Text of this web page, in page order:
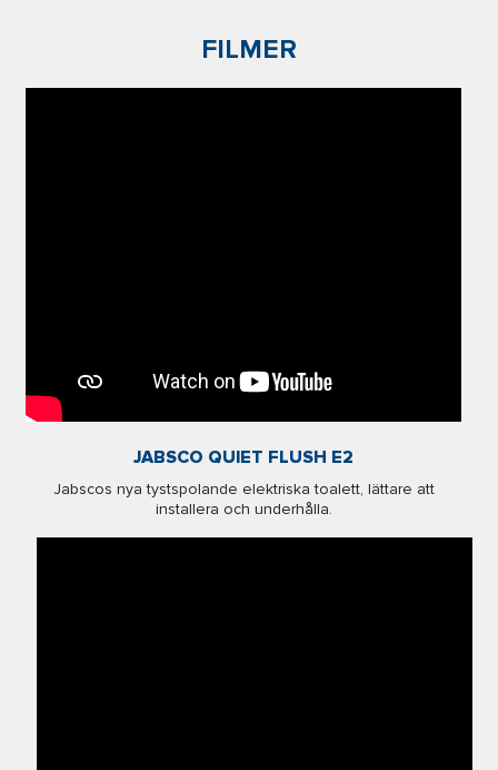
FILMER
JABSCO QUIET FLUSH E2
Jabscos nya tystspolande elektriska toalett, lättare att
installera och underhålla.